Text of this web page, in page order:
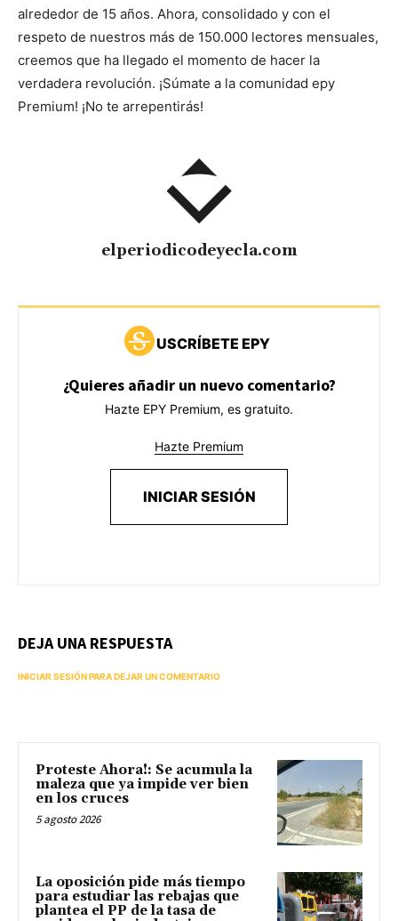
alrededor de 15 años. Ahora, consolidado y con el
respeto de nuestros más de 150.000 lectores mensuales,
creemos que ha llegado el momento de hacer la
verdadera revolución. ¡Súmate a la comunidad epy
Premium! ¡No te arrepentirás!
elperiodicodeyecla.com
USCRÍBETE EPY
¿Quieres añadir un nuevo comentario?
Hazte EPY Premium, es gratuito.
Hazte Premium
INICIAR SESIÓN
DEJA UNA RESPUESTA
INICIAR SESIÓN PARA DEJAR UN COMENTARIO
Proteste Ahora!: Se acumula la
maleza que ya impide ver bien
en los cruces
5 agosto 2026
La oposición pide más tiempo
para estudiar las rebajas que
plantea el PP de la tasa de